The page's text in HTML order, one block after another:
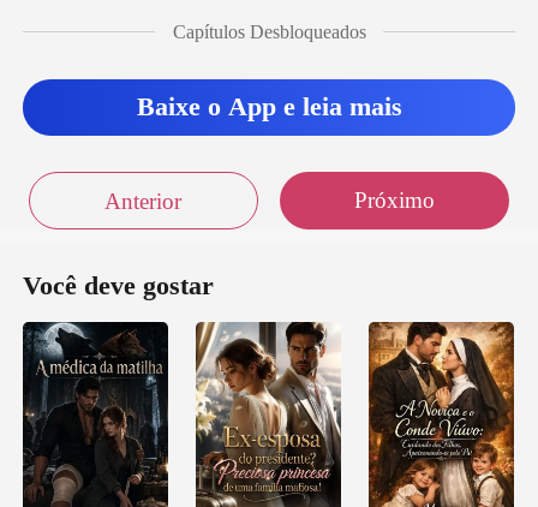
tem, né? E
Capítulos Desbloqueados
Baixe o App e leia mais
Anterior Próximo
Você deve gostar